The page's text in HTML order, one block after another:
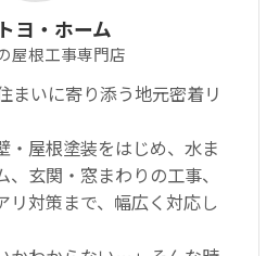
ヨ・ホーム
屋根工事専門店
まいに寄り添う地元密着リ
・屋根塗装をはじめ、水ま
玄関・窓まわりの工事、
リ対策まで、幅広く対応し